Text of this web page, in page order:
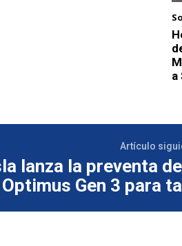
a
Artículo
lanza la preventa
Optimus Gen 3 para